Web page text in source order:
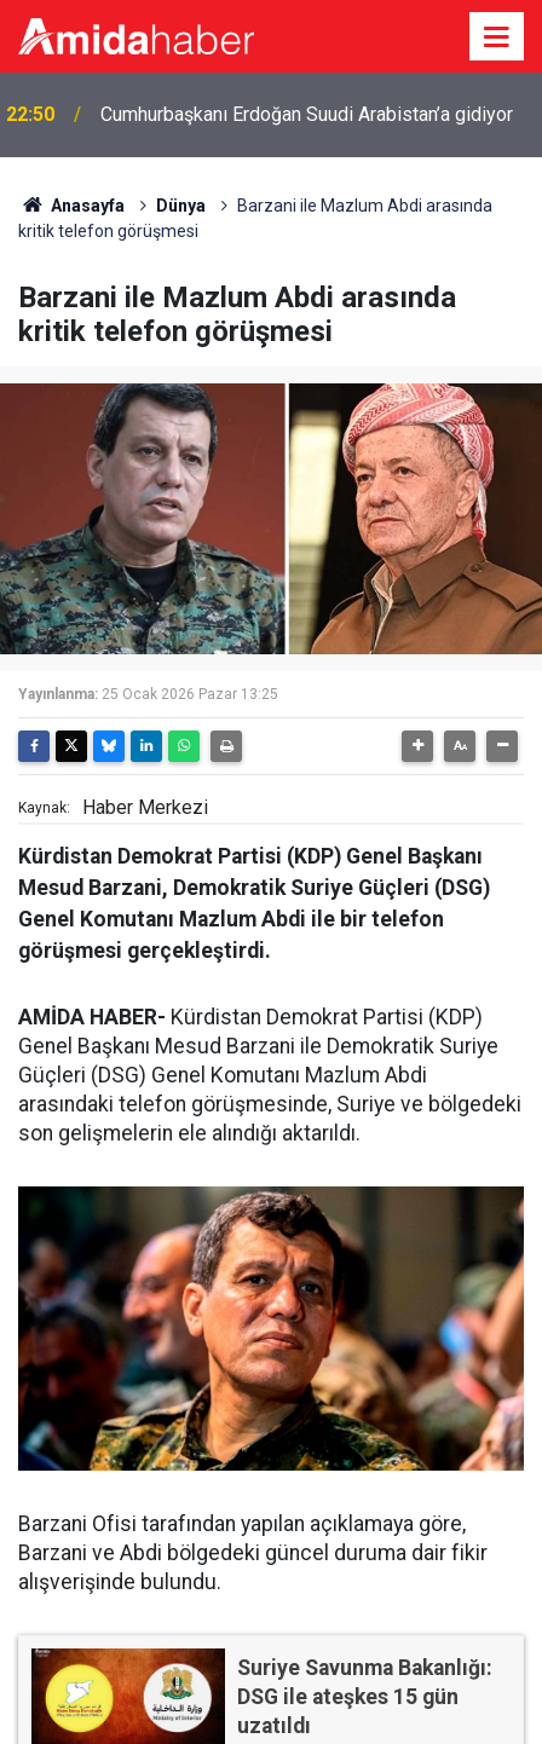
22:50 Cumhurbaşkanı Erdoğan Suudi Arabistan’a gidiyor
Anasayfa Dünya
Barzani ile Mazlum Abdi arasında
kritik telefon görüşmesi
Barzani ile Mazlum Abdi arasında
kritik telefon görüşmesi
Yayınlanma: 25 Ocak 2026 Pazar 13:25
Kaynak: Haber Merkezi
Kürdistan Demokrat Partisi (KDP) Genel Başkanı
Mesud Barzani, Demokratik Suriye Güçleri (DSG)
Genel Komutanı Mazlum Abdi ile bir telefon
görüşmesi gerçekleştirdi.
AMİDA HABER- Kürdistan Demokrat Partisi (KDP)
Genel Başkanı Mesud Barzani ile Demokratik Suriye
Güçleri (DSG) Genel Komutanı Mazlum Abdi
arasındaki telefon görüşmesinde, Suriye ve bölgedeki
son gelişmelerin ele alındığı aktarıldı.
Barzani Ofisi tarafından yapılan açıklamaya göre,
Barzani ve Abdi bölgedeki güncel duruma dair fikir
alışverişinde bulundu.
Suriye Savunma Bakanlığı:
DSG ile ateşkes 15 gün
uzatıldı